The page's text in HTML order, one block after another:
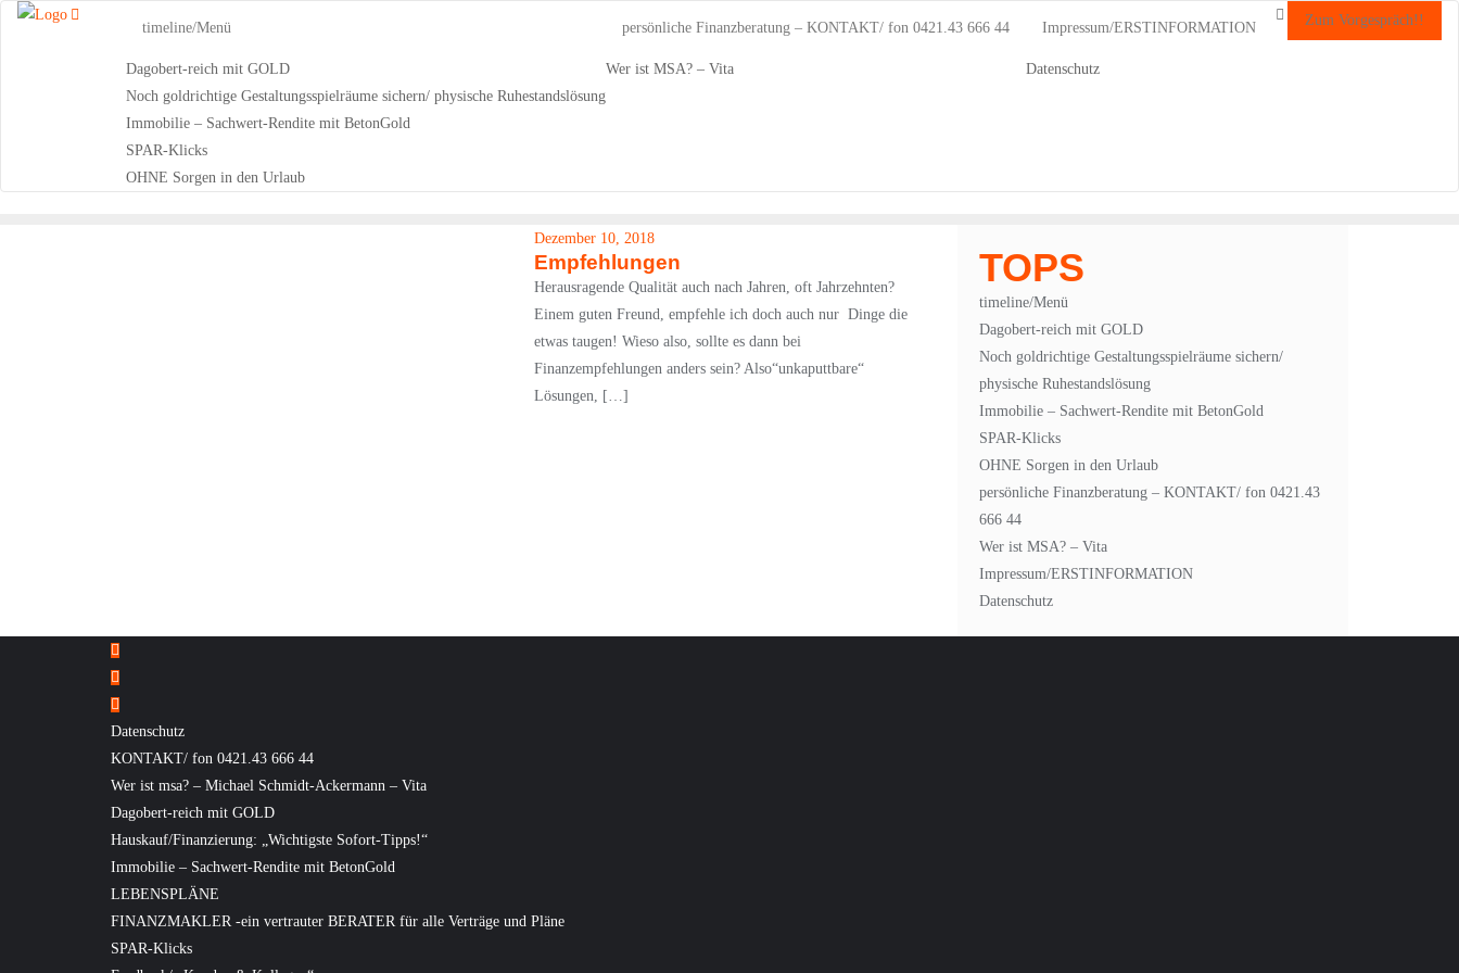
Skip
timeline/Menü
Dagobert-reich mit GOLD
Noch goldrichtige Gestaltungsspielräume sichern/ physische Ruhestandslösung
Immobilie – Sachwert-Rendite mit BetonGold
SPAR-Klicks
OHNE Sorgen in den Urlaub
persönliche Finanzberatung – KONTAKT/ fon 0421.43 666 44
Wer ist MSA? – Vita
Impressum/ERSTINFORMATION
Datenschutz
Zum Vorgespräch!!
Dezember 10, 2018
Empfehlungen
Herausragende Qualität auch nach Jahren, oft Jahrzehnten?
Einem guten Freund, empfehle ich doch auch nur Dinge die
etwas taugen! Wieso also, sollte es dann bei
Finanzempfehlungen anders sein? Also“unkaputtbare“
Lösungen, […]
TOPS
timeline/Menü
Dagobert-reich mit GOLD
Noch goldrichtige Gestaltungsspielräume sichern/
physische Ruhestandslösung
Immobilie – Sachwert-Rendite mit BetonGold
SPAR-Klicks
OHNE Sorgen in den Urlaub
persönliche Finanzberatung – KONTAKT/ fon 0421.43
666 44
Wer ist MSA? – Vita
Impressum/ERSTINFORMATION
Datenschutz
Datenschutz
KONTAKT/ fon 0421.43 666 44
Wer ist msa? – Michael Schmidt-Ackermann – Vita
Dagobert-reich mit GOLD
Hauskauf/Finanzierung: „Wichtigste Sofort-Tipps!“
Immobilie – Sachwert-Rendite mit BetonGold
LEBENSPLÄNE
FINANZMAKLER -ein vertrauter BERATER für alle Verträge und Pläne
SPAR-Klicks